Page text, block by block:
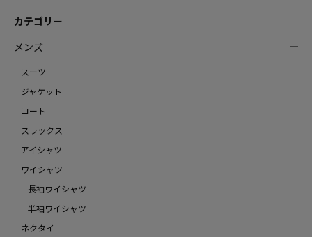
カテゴリー
メンズ
スーツ
ジャケット
コート
スラックス
アイシャツ
ワイシャツ
長袖ワイシャツ
半袖ワイシャツ
ネクタイ